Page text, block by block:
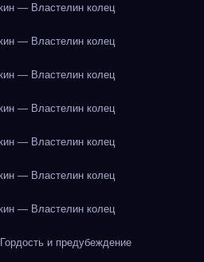
— Властелин колец
— Властелин колец
— Властелин колец
— Властелин колец
— Властелин колец
— Властелин колец
— Властелин колец
и предубеждение